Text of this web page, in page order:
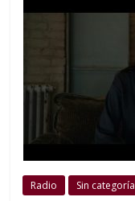
Radio Sin categoría